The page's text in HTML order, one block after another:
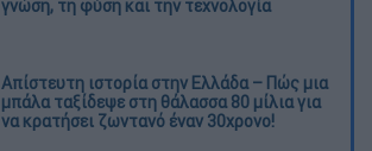
γνώση, τη φύση και την τεχνολογία
Απίστευτη ιστορία στην Ελλάδα – Πώς μια
μπάλα ταξίδεψε στη θάλασσα 80 μίλια για
να κρατήσει ζωντανό έναν 30χρονο!